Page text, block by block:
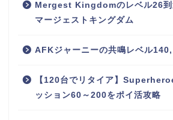
Mergest Kingdomのレベル26到
マージェストキングダム
AFKジャーニーの共鳴レベル
【120台でリタイア】
ッション60～200をポイ活攻略